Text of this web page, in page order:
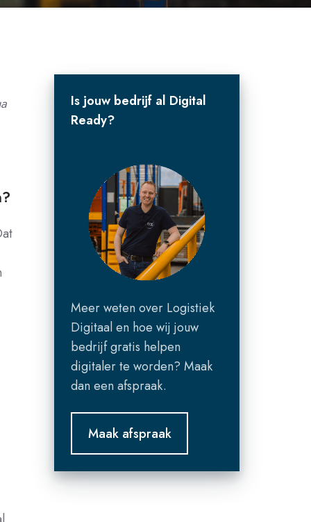
Is jouw bedrijf al Digital
Ready?
Meer weten over Logistiek
Digitaal en hoe wij jouw
bedrijf gratis helpen
digitaler te worden? Maak
dan een afspraak.
Maak afspraak